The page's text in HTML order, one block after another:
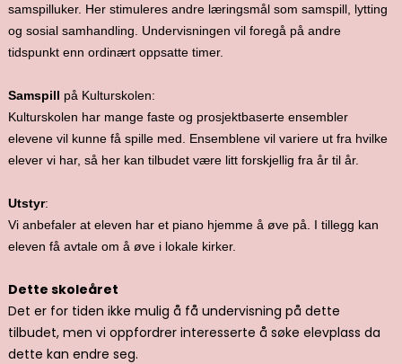
samspilluker. Her stimuleres andre læringsmål som samspill, lytting
og sosial samhandling. Undervisningen vil foregå på andre
tidspunkt enn ordinært oppsatte timer.
Samspill på Kulturskolen:
Kulturskolen har mange faste og prosjektbaserte ensembler
elevene vil kunne få spille med. Ensemblene vil variere ut fra hvilke
elever vi har, så her kan tilbudet være litt forskjellig fra år til år.
Utstyr:
Vi anbefaler at eleven har et piano hjemme å øve på. I tillegg kan
eleven få avtale om å øve i lokale kirker.
Dette skoleåret
Det er for tiden ikke mulig å få undervisning på dette
tilbudet, men vi oppfordrer interesserte å søke elevplass da
dette kan endre seg.